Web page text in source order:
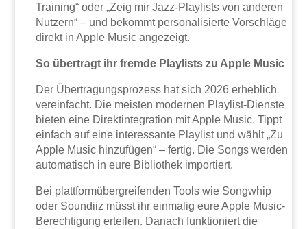
Training“ oder „Zeig mir Jazz-Playlists von anderen
Nutzern“ – und bekommt personalisierte Vorschläge
direkt in Apple Music angezeigt.
So übertragt ihr fremde Playlists zu Apple Music
Der Übertragungsprozess hat sich 2026 erheblich
vereinfacht. Die meisten modernen Playlist-Dienste
bieten eine Direktintegration mit Apple Music. Tippt
einfach auf eine interessante Playlist und wählt „Zu
Apple Music hinzufügen“ – fertig. Die Songs werden
automatisch in eure Bibliothek importiert.
Bei plattformübergreifenden Tools wie Songwhip
oder Soundiiz müsst ihr einmalig eure Apple Music-
Berechtigung erteilen. Danach funktioniert die